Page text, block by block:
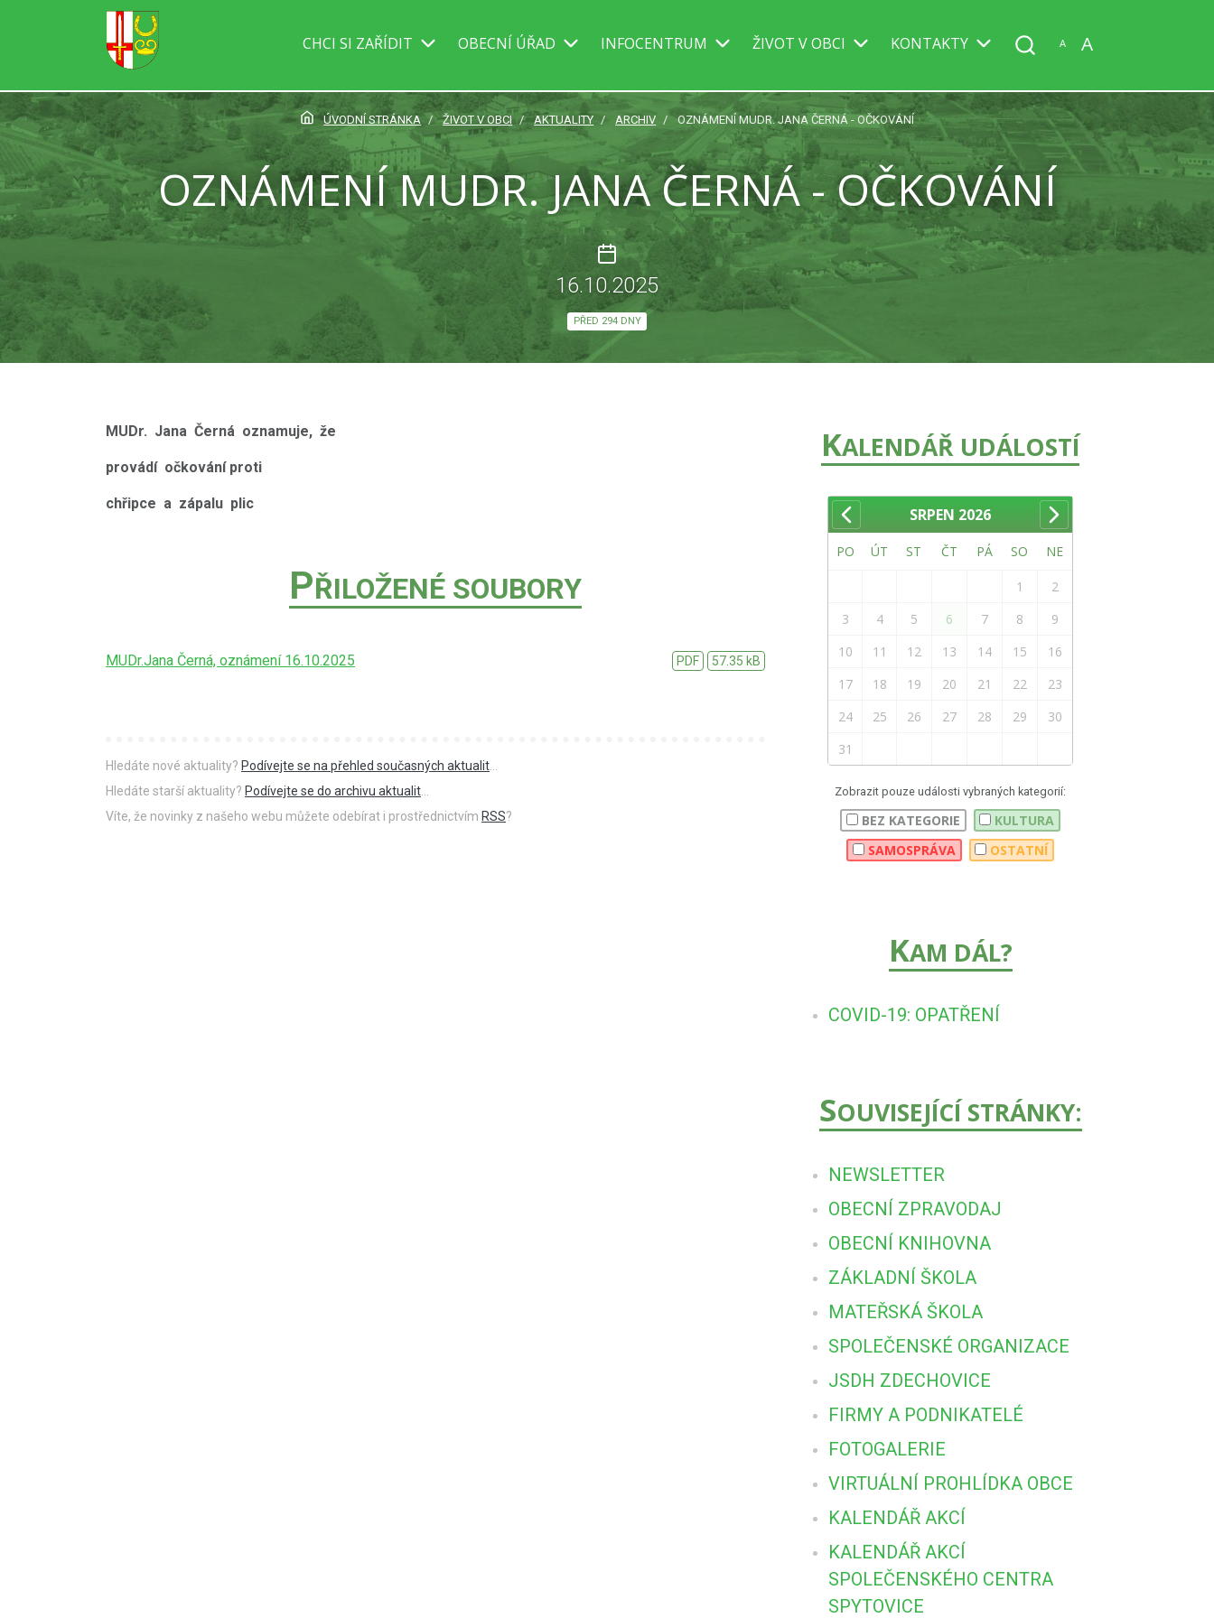
CHCI SI ZAŘÍDIT OBECNÍ ÚŘAD INFOCENTRUM ŽIVOT V OBCI KONTAKTY A A
ÚVODNÍ STRÁNKA ŽIVOT V OBCI AKTUALITY ARCHIV OZNÁMENÍ MUDR. JANA ČERNÁ - OČKOVÁNÍ
OZNÁMENÍ MUDR. JANA ČERNÁ - OČKOVÁNÍ
16.10.2025
PŘED 294 DNY
MUDr. Jana Černá oznamuje, že
provádí očkování proti
chřipce a zápalu plic
PŘILOŽENÉ SOUBORY
MUDr.Jana Černá, oznámení 16.10.2025 PDF 57.35 kB
Hledáte nové aktuality? Podívejte se na přehled současných aktualit
Hledáte starší aktuality? Podívejte se do archivu aktualit
Víte, že novinky z našeho webu můžete odebírat i prostřednictvím RSS?
KALENDÁŘ UDÁLOSTÍ
SRPEN 2026
PO ÚT ST ČT PÁ SO NE
1
2
3
4 5 6 7 8
9
10
11 12 13 14 15
16
17
18 19 20 21 22
23
24
25 26 27 28 29
30
31
Zobrazit pouze události vybraných kategorií:
BEZ KATEGORIE
KULTURA
SAMOSPRÁVA
OSTATNÍ
KAM DÁL?
COVID-19: OPATŘENÍ
SOUVISEJÍCÍ STRÁNKY:
NEWSLETTER
OBECNÍ ZPRAVODAJ
OBECNÍ KNIHOVNA
ZÁKLADNÍ ŠKOLA
MATEŘSKÁ ŠKOLA
SPOLEČENSKÉ ORGANIZACE
JSDH ZDECHOVICE
FIRMY A PODNIKATELÉ
FOTOGALERIE
VIRTUÁLNÍ PROHLÍDKA OBCE
KALENDÁŘ AKCÍ
KALENDÁŘ AKCÍ
SPOLEČENSKÉHO CENTRA
SPYTOVICE